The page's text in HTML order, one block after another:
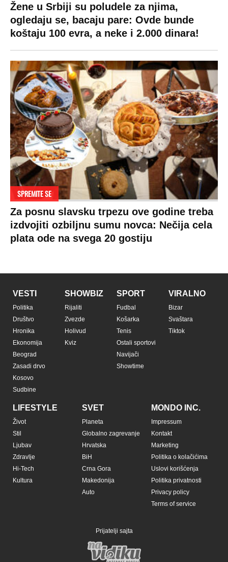
Žene u Srbiji su poludele za njima,
ogledaju se, bacaju pare: Ovde bunde
koštaju 100 evra, a neke i 2.000 dinara!
SPREMITE SE
Za posnu slavsku trpezu ove godine treba
izdvojiti ozbiljnu sumu novca: Nečija cela
plata ode na svega 20 gostiju
VESTI
Politika
Društvo
Hronika
Ekonomija
Beograd
Zasadi drvo
Kosovo
Sudbine
SHOWBIZ
Rijaliti
Zvezde
Holivud
Kviz
SPORT
Fudbal
Košarka
Tenis
Ostali sportovi
Navijači
Showtime
VIRALNO
Bizar
Svaštara
Tiktok
LIFESTYLE
Život
Stil
Ljubav
Zdravlje
Hi-Tech
Kultura
SVET
Planeta
Globalno zagrevanje
Hrvatska
BiH
Crna Gora
Makedonija
Auto
MONDO INC.
Impressum
Kontakt
Marketing
Politika o kolačićima
Uslovi korišćenja
Politika privatnosti
Privacy policy
Terms of service
Prijatelji sajta